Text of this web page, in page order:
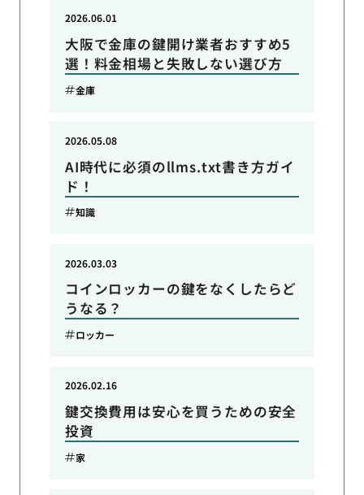
大阪で金庫の鍵開け業者おすすめ5
選！料金相場と失敗しない選び方
2026.06.01
金庫
AI時代に必須のllms.txt書き方ガイ
ド！
2026.05.08
知識
コインロッカーの鍵をなくしたらど
うなる？
2026.03.03
ロッカー
鍵交換費用は安心を買うための安全
投資
2026.02.16
家